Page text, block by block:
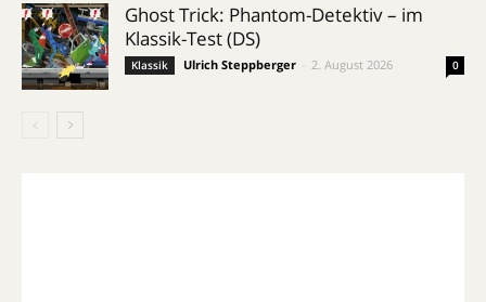
Ghost Trick: Phantom-Detektiv – im
Klassik-Test (DS)
Klassik Ulrich Steppberger 2. August 2026 0